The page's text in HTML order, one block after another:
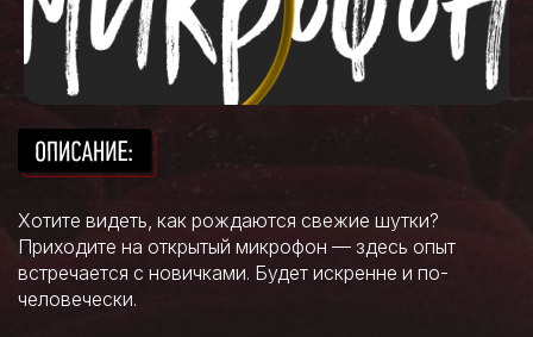
Хотите видеть, как рождаются свежие шутки?
Приходите на открытый микрофон — здесь опыт
встречается с новичками. Будет искренне и по-
человечески.